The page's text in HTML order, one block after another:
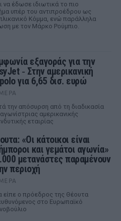
έδωσε ιδιωτικά το πιο
υπέρ του αντιπροέδρου ως
Κόμμα, ενώ παράλληλα
με τον Μάρκο Ρούμπιο.
εξαγοράς για την
‑ Στην αμερικανική
για 6,65 δισ. ευρώ
την απόσυρση από τη διαδικασία
αμερικανικής
εταιρίας
«Οι κάτοικοι είναι
και γεμάτοι αγωνία»
μετανάστες παραμένουν
περιοχή
είπε ο πρόεδρος της Θέουτα
στο Ευρωπαϊκό